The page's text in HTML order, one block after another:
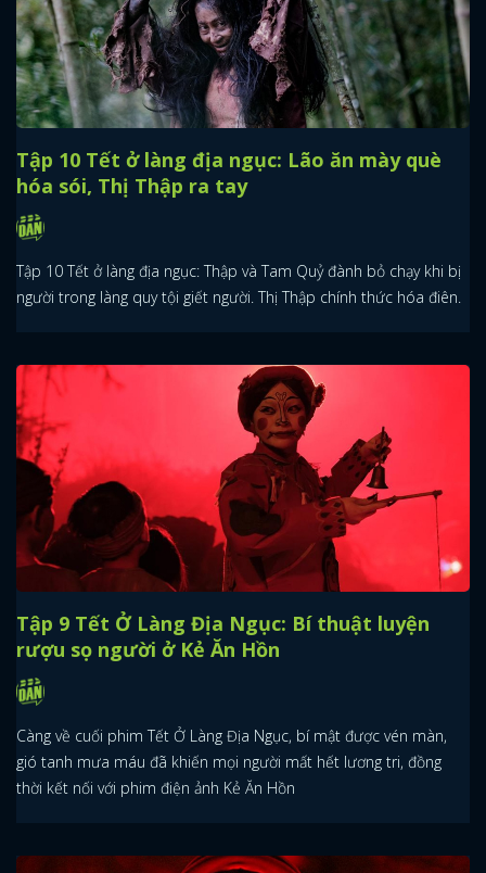
Tập 10 Tết ở làng địa ngục: Lão ăn mày què
hóa sói, Thị Thập ra tay
Tập 10 Tết ở làng địa ngục: Thập và Tam Quỷ đành bỏ chạy khi bị
người trong làng quy tội giết người. Thị Thập chính thức hóa điên.
Tập 9 Tết Ở Làng Địa Ngục: Bí thuật luyện
rượu sọ người ở Kẻ Ăn Hồn
Càng về cuối phim Tết Ở Làng Địa Ngục, bí mật được vén màn,
gió tanh mưa máu đã khiến mọi người mất hết lương tri, đồng
thời kết nối với phim điện ảnh Kẻ Ăn Hồn